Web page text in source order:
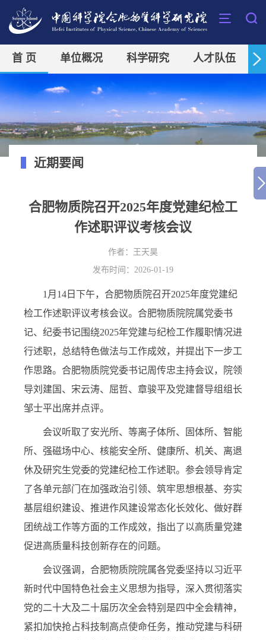
首 页 单位概况 科学研究 人才队伍
近期要闻
合肥物质院召开2025年度党建纪检工
作述职评议考核会议
作者：
王天昊
发布时间：2026-01-19
1 月 14 日下午，合肥物质院召开2025年度党建纪
检工作述职评议考核会议。合肥物质院院属党委书
记、纪委书记围绕2025年党建与纪检工作履职情况进
行述职，总结特色做法与工作成效，并提出下一步工
作思路。合肥物质院党委书记周传忠主持会议，
院领
导刘建国、宋云涛、屈哲、章骏平及党建督导组组长
邹士平出席并点评。
会议听取了安光所、等离子体所、固体所、智能
所、强磁场中心、核能安全所、健康所、机关、 离退
休及研究生党委的党建纪检工作述职。 参会领导肯定
了各单元部门在加强政治引领、筑牢思想根基、夯实
基层组织建设、推进作风建设常态化长效化、做好群
团统战工作等方面的工作成效，指出了以高质量党建
促进高质量科技创新存在的问题。
会议强调， 合肥物质院院属各党委坚持以习近平
新时代中国特色社会主义思想为指导，深入贯彻落实
党的二十大及二十届历次全会特别是四中全会精神，
紧扣加快抢占科技制高点使命任务，推动党建与科研